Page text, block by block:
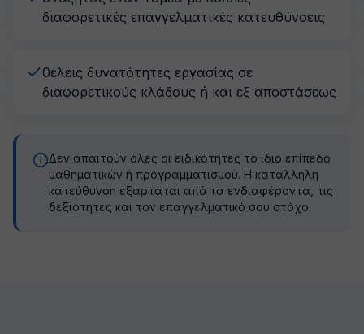
διαφορετικές επαγγελματικές κατευθύνσεις
θέλεις δυνατότητες εργασίας σε
διαφορετικούς κλάδους ή και εξ αποστάσεως
Δεν απαιτούν όλες οι ειδικότητες το ίδιο επίπεδο
μαθηματικών ή προγραμματισμού. Η κατάλληλη
κατεύθυνση εξαρτάται από τα ενδιαφέροντα, τις
δεξιότητες και τον επαγγελματικό σου στόχο.